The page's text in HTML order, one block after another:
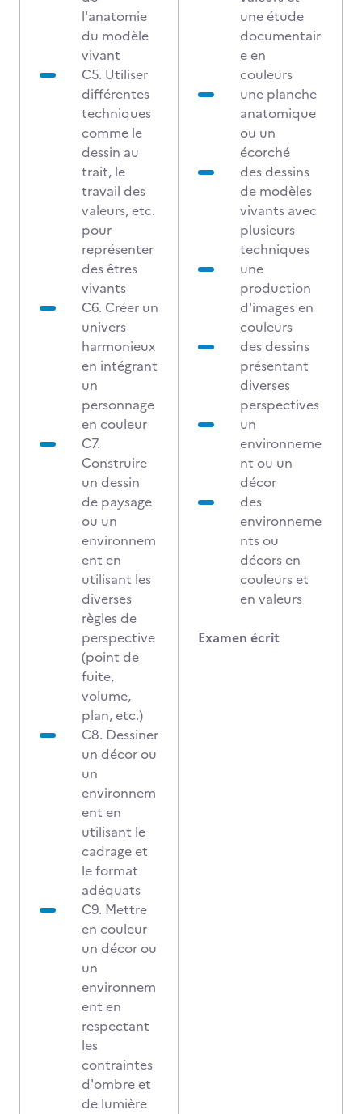
l'anatomie
du modèle
vivant
C5. Utiliser
différentes
techniques
comme le
dessin au
trait, le
travail des
valeurs, etc.
pour
représenter
des êtres
vivants
C6. Créer un
univers
harmonieux
en intégrant
un
personnage
en couleur
C7.
Construire
un dessin
de paysage
ou un
environnem
ent en
utilisant les
diverses
règles de
perspective
(point de
fuite,
volume,
plan, etc.)
C8. Dessiner
un décor ou
un
environnem
ent en
utilisant le
cadrage et
le format
adéquats
C9. Mettre
en couleur
un décor ou
un
environnem
ent en
respectant
les
contraintes
d'ombre et
de lumière
une étude
documentair
e en
couleurs
une planche
anatomique
ou un
écorché
des dessins
de modèles
vivants avec
plusieurs
techniques
une
production
d'images en
couleurs
des dessins
présentant
diverses
perspectives
un
environneme
nt ou un
décor
des
environneme
nts ou
décors en
couleurs et
en valeurs
Examen écrit